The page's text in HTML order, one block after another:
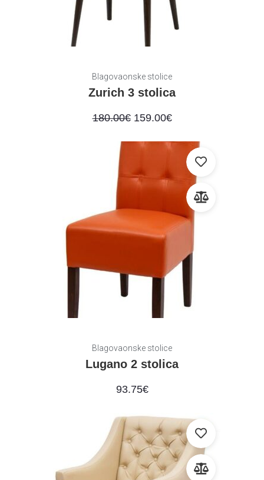
Blagovaonske stolice
Zurich 3 stolica
180.00€ 159.00€
Blagovaonske stolice
Lugano 2 stolica
93.75€